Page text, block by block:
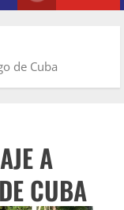
de Cuba
A
CUBA